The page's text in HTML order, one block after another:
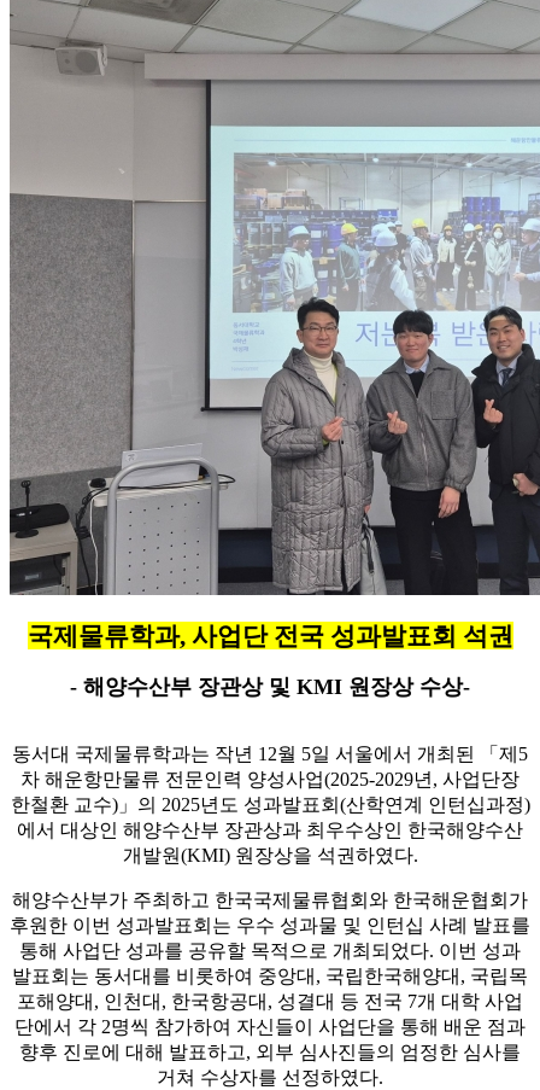
국제물류학과, 사업단 전국 성과발표회 석권
- 해양수산부 장관상 및 KMI 원장상 수상-
동서대 국제물류학과는 작년 12월 5일 서울에서 개최된 「제5
차 해운항만물류 전문인력 양성사업(2025-2029년, 사업단장
한철환 교수)」의 2025년도 성과발표회(산학연계 인턴십과정)
에서 대상인 해양수산부 장관상과 최우수상인 한국해양수산
개발원(KMI) 원장상을 석권하였다.
해양수산부가 주최하고 한국국제물류협회와 한국해운협회가
후원한 이번 성과발표회는 우수 성과물 및 인턴십 사례 발표를
통해 사업단 성과를 공유할 목적으로 개최되었다. 이번 성과
발표회는 동서대를 비롯하여 중앙대, 국립한국해양대, 국립목
포해양대, 인천대, 한국항공대, 성결대 등 전국 7개 대학 사업
단에서 각 2명씩 참가하여 자신들이 사업단을 통해 배운 점과
향후 진로에 대해 발표하고, 외부 심사진들의 엄정한 심사를
거쳐 수상자를 선정하였다.